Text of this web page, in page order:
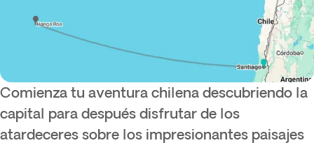
Comienza tu aventura chilena descubriendo la
capital para después disfrutar de los
atardeceres sobre los impresionantes paisajes